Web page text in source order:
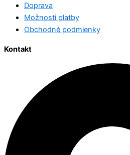
Doprava
Možnosti platby
Obchodné podmienky
Kontakt